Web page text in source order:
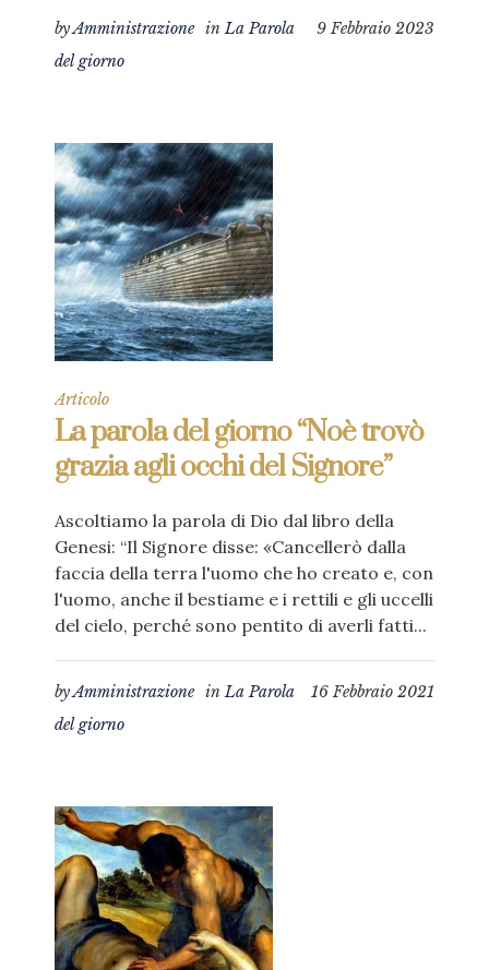
9 Febbraio 2023
byAmministrazione inLa Parola
del giorno
Articolo
La parola del giorno “Noè trovò
grazia agli occhi del Signore”
Ascoltiamo la parola di Dio dal libro della
Genesi: “Il Signore disse: «Cancellerò dalla
faccia della terra l'uomo che ho creato e, con
l'uomo, anche il bestiame e i rettili e gli uccelli
del cielo, perché sono pentito di averli fatti...
16 Febbraio 2021
byAmministrazione inLa Parola
del giorno